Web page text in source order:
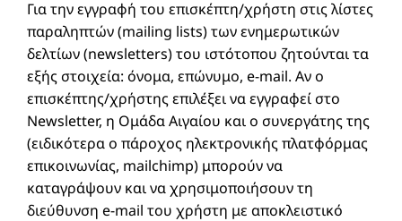
Για την εγγραφή του επισκέπτη/χρήστη στις λίστες
παραληπτών (mailing lists) των ενημερωτικών
δελτίων (newsletters) του ιστότοπου ζητούνται τα
εξής στοιχεία: όνομα, επώνυμο, e-mail. Αν ο
επισκέπτης/χρήστης επιλέξει να εγγραφεί στο
Newsletter, η Ομάδα Αιγαίου και ο συνεργάτης της
(ειδικότερα ο πάροχος ηλεκτρονικής πλατφόρμας
επικοινωνίας, mailchimp) μπορούν να
καταγράψουν και να χρησιμοποιήσουν τη
διεύθυνση e-mail του χρήστη με αποκλειστικό